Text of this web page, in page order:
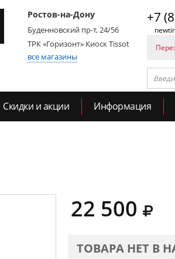
Ростов-на-Дону
Буденновский пр-т, 24/56
ТРК «Горизонт» Киоск Tissot
все магазины
+7
Скидки и акции Информация
22 500
ТОВАРА НЕТ В